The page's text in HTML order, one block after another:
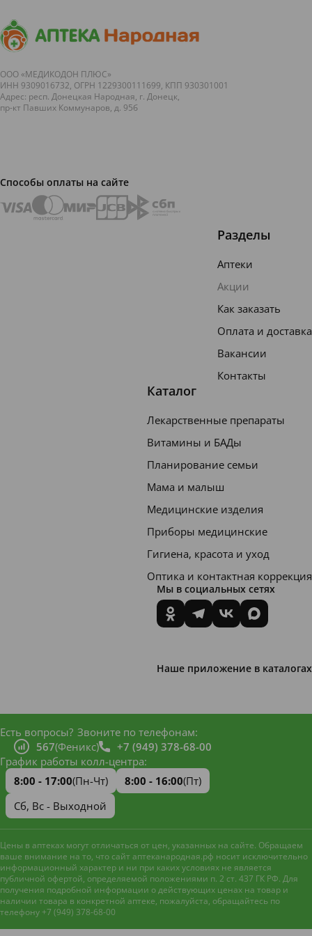
или
чихание...
ООО «МЕДИКОДОН ПЛЮС»
ИНН 9309016732, ОГРН 1229300111699, КПП 930301001
Адрес: респ. Донецкая Народная, г. Донецк,
пр-кт Павших Коммунаров, д. 95б
Способы оплаты на сайте
Разделы
Аптеки
Акции
Как заказать
Оплата и доставка
Вакансии
Контакты
Каталог
Лекарственные препараты
Витамины и БАДы
Планирование семьи
Мама и малыш
Медицинские изделия
Приборы медицинские
Гигиена, красота и уход
Оптика и контактная коррекция
Мы в социальных сетях
Наше приложение в каталогах
Есть вопросы? Звоните по телефонам:
567(Феникс)
+7 (949) 378-68-00
График работы колл-центра:
8:00 - 17:00(Пн-Чт) 8:00 - 16:00(Пт)
Сб, Вс - Выходной
Цены в аптеках могут отличаться от цен, указанных на сайте. Обращаем
ваше внимание на то, что сайт аптеканародная.рф носит исключительно
информационный характер и ни при каких условиях не является
публичной офертой, определяемой положениями п. 2 ст. 437 ГК РФ. Для
получения подробной информации о действующих ценах на товар и
наличии товара в конкретной аптеке, пожалуйста, обращайтесь по
телефону +7 (949) 378-68-00Наш сайт использует файлы